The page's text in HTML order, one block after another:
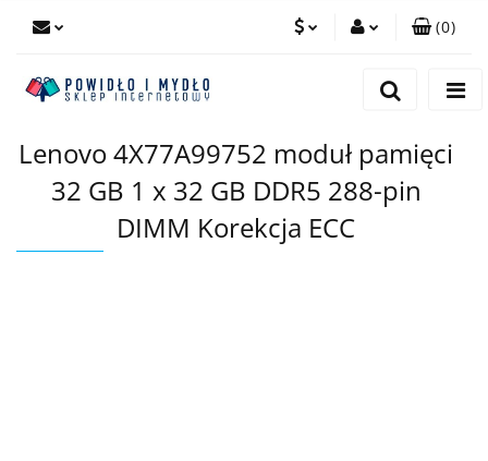
Dodaj zgłoszenie
(0)
Lenovo 4X77A99752 moduł pamięci
32 GB 1 x 32 GB DDR5 288-pin
DIMM Korekcja ECC